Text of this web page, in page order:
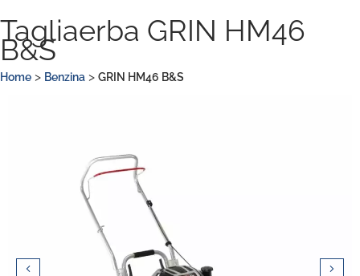
Tagliaerba GRIN HM46
B&S
Home > Benzina > GRIN HM46 B&S